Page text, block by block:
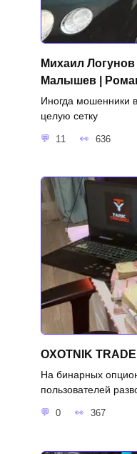
Михаил
Малышев |
Иногда мошенники
целую сетку
11 636
OXOTNIK TRADE
На бинарных
пользователей
0 367